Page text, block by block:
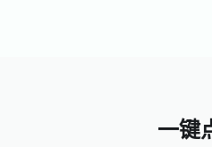
什么都不做也能收钱的服务！
一键